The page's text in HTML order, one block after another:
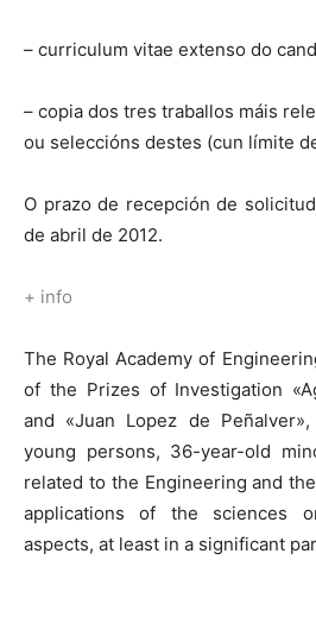
– curriculum vitae extenso do
– copia dos tres traballos máis
ou seleccións destes (cun límite
O prazo de recepción de
de abril de 2012.
+ info
The Royal Academy of
of the Prizes of Investigation
and «Juan Lopez de
young persons, 36-year-old
related to the Engineering and
applications of the sciences
aspects, at least in a significant